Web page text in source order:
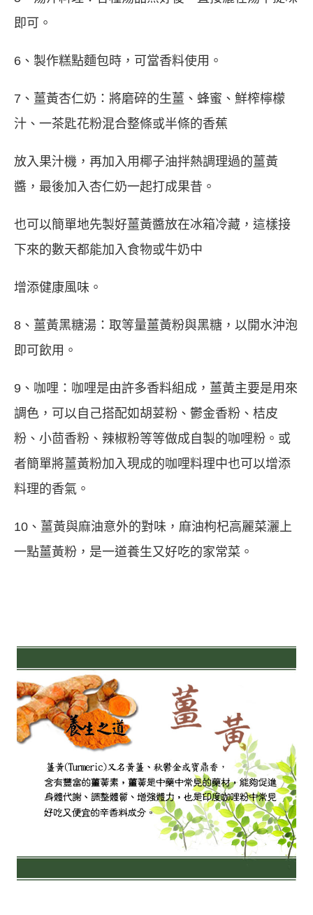
即可。
6、製作糕點麵包時，可當香料使用。
7、薑黃杏仁奶：將磨碎的生薑、蜂蜜、鮮榨檸檬
汁、一茶匙花粉混合整條或半條的香蕉
放入果汁機，再加入用椰子油拌熱調理過的薑黃
醬，最後加入杏仁奶一起打成果昔。
也可以簡單地先製好薑黃醬放在冰箱冷藏，這樣接
下來的數天都能加入食物或牛奶中
增添健康風味。
8、薑黃黑糖湯：取等量薑黃粉與黑糖，以開水沖泡
即可飲用。
9、咖哩：咖哩是由許多香料組成，薑黃主要是用來
調色，可以自己搭配如胡荽粉、鬱金香粉、桔皮
粉、小茴香粉、辣椒粉等等做成自製的咖哩粉。或
者簡單將薑黃粉加入現成的咖哩料理中也可以增添
料理的香氣。
10、薑黃與麻油意外的對味，麻油枸杞高麗菜灑上
一點薑黃粉，是一道養生又好吃的家常菜。